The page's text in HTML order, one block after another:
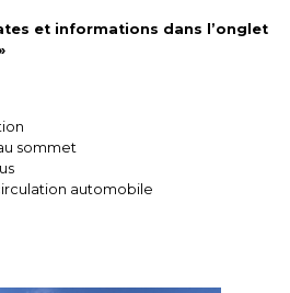
et informations dans l’onglet
sommet
automobile